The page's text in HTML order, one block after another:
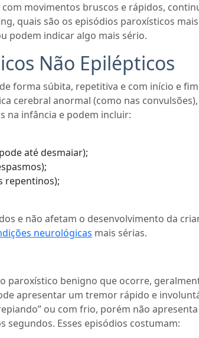
movimentos bruscos e rápidos,
quais são os episódios paroxísticos mais
podem indicar algo mais sério.
Não Epilépticos
forma súbita, repetitiva e com início e
cerebral anormal (como nas
na infância e podem incluir:
até desmaiar);
repentinos);
e não afetam o desenvolvimento da
neurológicas mais sérias.
paroxístico benigno que ocorre,
apresentar um tremor rápido e
ou com frio, porém não apresenta
segundos. Esses episódios costumam: